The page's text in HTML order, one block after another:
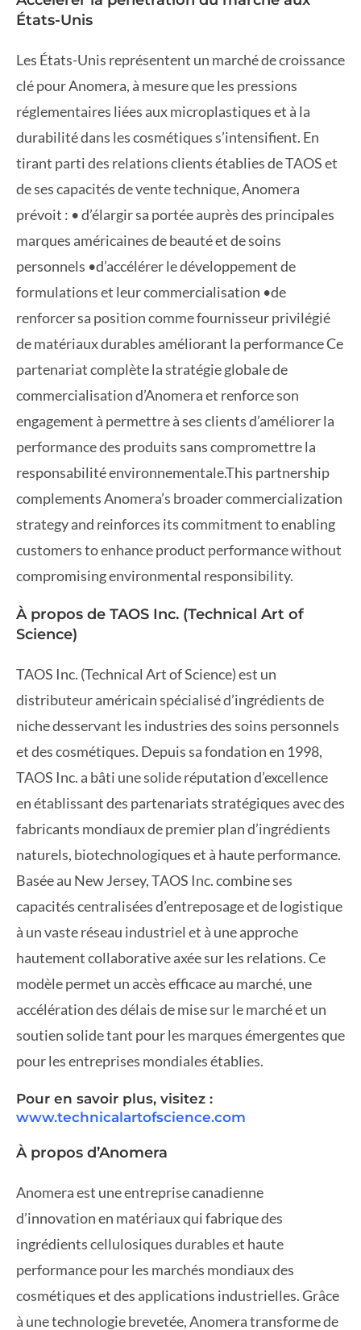
États-Unis
Les États-Unis représentent un marché de croissance
clé pour Anomera, à mesure que les pressions
réglementaires liées aux microplastiques et à la
durabilité dans les cosmétiques s’intensifient. En
tirant parti des relations clients établies de TAOS et
de ses capacités de vente technique, Anomera
prévoit : • d’élargir sa portée auprès des principales
marques américaines de beauté et de soins
personnels •d’accélérer le développement de
formulations et leur commercialisation •de
renforcer sa position comme fournisseur privilégié
de matériaux durables améliorant la performance Ce
partenariat complète la stratégie globale de
commercialisation d’Anomera et renforce son
engagement à permettre à ses clients d’améliorer la
performance des produits sans compromettre la
responsabilité environnementale.This partnership
complements Anomera’s broader commercialization
strategy and reinforces its commitment to enabling
customers to enhance product performance without
compromising environmental responsibility.
À propos de TAOS Inc. (Technical Art of
Science)
TAOS Inc. (Technical Art of Science) est un
distributeur américain spécialisé d’ingrédients de
niche desservant les industries des soins personnels
et des cosmétiques. Depuis sa fondation en 1998,
TAOS Inc. a bâti une solide réputation d’excellence
en établissant des partenariats stratégiques avec des
fabricants mondiaux de premier plan d’ingrédients
naturels, biotechnologiques et à haute performance.
Basée au New Jersey, TAOS Inc. combine ses
capacités centralisées d’entreposage et de logistique
à un vaste réseau industriel et à une approche
hautement collaborative axée sur les relations. Ce
modèle permet un accès efficace au marché, une
accélération des délais de mise sur le marché et un
soutien solide tant pour les marques émergentes que
pour les entreprises mondiales établies.
Pour en savoir plus, visitez :
www.technicalartofscience.com
À propos d’Anomera
Anomera est une entreprise canadienne
d’innovation en matériaux qui fabrique des
ingrédients cellulosiques durables et haute
performance pour les marchés mondiaux des
cosmétiques et des applications industrielles. Grâce
à une technologie brevetée, Anomera transforme de